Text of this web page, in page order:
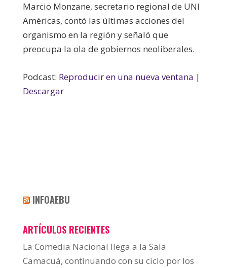
Marcio Monzane, secretario regional de UNI
Américas, contó las últimas acciones del
organismo en la región y señaló que
preocupa la ola de gobiernos neoliberales.
Podcast: Reproducir en una nueva ventana |
Descargar
INFOAEBU
ARTÍCULOS RECIENTES
La Comedia Nacional llega a la Sala
Camacuá, continuando con su ciclo por los